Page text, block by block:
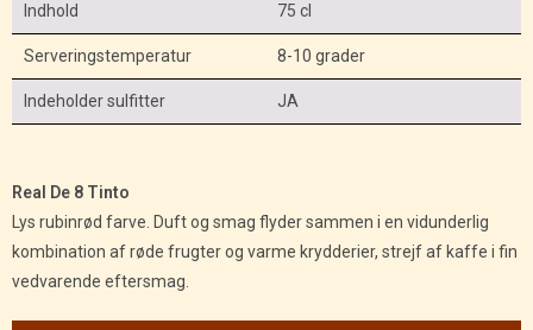
Indhold 75 cl
Serveringstemperatur 8-10 grader
Indeholder sulfitter JA
Real De 8 Tinto
Lys rubinrød farve. Duft og smag flyder sammen i en vidunderlig
kombination af røde frugter og varme krydderier, strejf af kaffe i fin
vedvarende eftersmag.